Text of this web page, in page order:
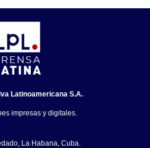
Latinoamericana S.A.
impresas y digitales.
La Habana, Cuba.